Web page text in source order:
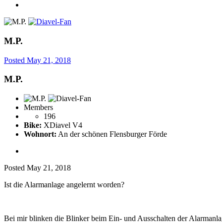
M.P.
Posted May 21, 2018
M.P.
Members
196
Bike: XDiavel V4
Wohnort: An der schönen Flensburger Förde
Posted May 21, 2018
Ist die Alarmanlage angelernt worden?
Bei mir blinken die Blinker beim Ein- und Ausschalten der